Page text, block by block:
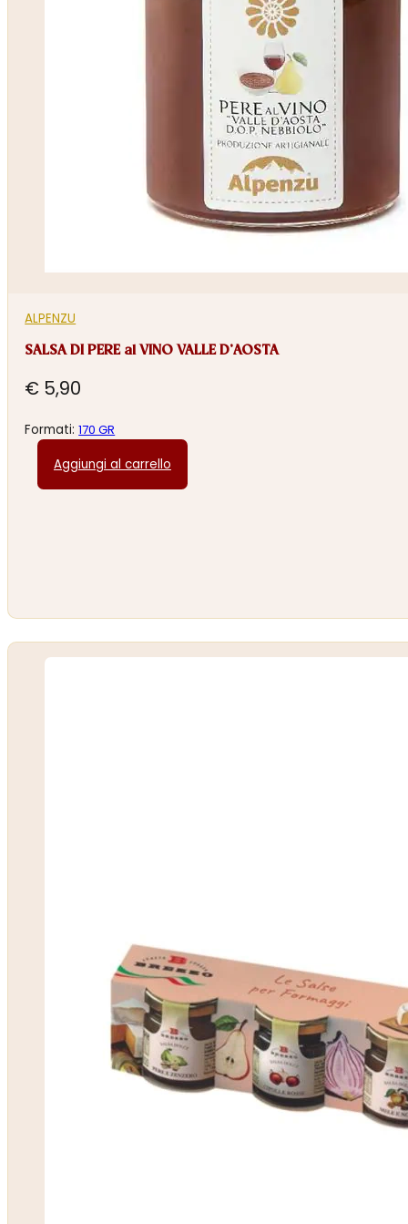
ALPENZU
SALSA DI PERE al VINO VALLE D’AOSTA
€ 5,90
Formati:170 GR
Aggiungi al carrello